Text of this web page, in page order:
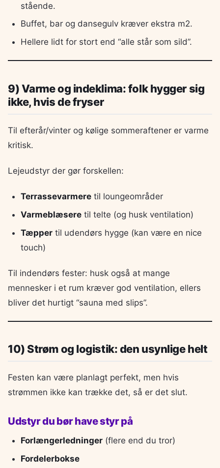
stående.
Buffet, bar og dansegulv kræver ekstra m2.
Hellere lidt for stort end “alle står som sild”.
9) Varme og indeklima: folk hygger sig
ikke, hvis de fryser
Til efterår/vinter og kølige sommeraftener er varme
kritisk.
Lejeudstyr der gør forskellen:
Terrassevarmeretil loungeområder
Varmeblæseretil telte (og husk ventilation)
Tæppertil udendørs hygge (kan være en nice
touch)
Til indendørs fester: husk også at mange
mennesker i et rum kræver god ventilation, ellers
bliver det hurtigt “sauna med slips”.
10) Strøm og logistik: den usynlige helt
Festen kan være planlagt perfekt, men hvis
strømmen ikke kan trække det, så er det slut.
Udstyr du bør have styr på
Forlængerledninger(flere end du tror)
Fordelerbokse